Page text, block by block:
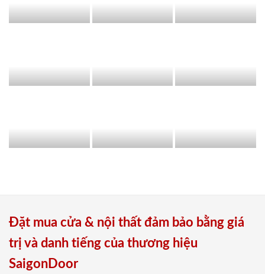
Đặt mua cửa & nội thất đảm bảo bằng giá
trị và danh tiếng của thương hiệu
SaigonDoor